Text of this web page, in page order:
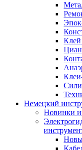
Немецкий
Новинки